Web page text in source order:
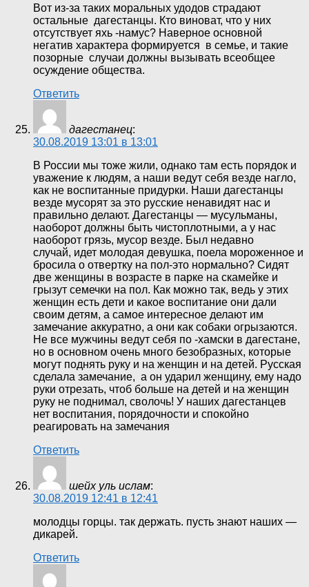
Вот из-за таких моральных удодов страдают
остальные дагестанцы. Кто виноват, что у них
отсутствует яхь -намус? Наверное основной
негатив характера формируется в семье, и такие
позорные случаи должны вызывать всеобщее
осуждение общества.
Ответить
дагестанец:
30.08.2019 13:01 в 13:01
В России мы тоже жили, однако там есть порядок и
уважение к людям, а наши ведут себя везде нагло,
как не воспитанные придурки. Наши дагестанцы
везде мусорят за это русские ненавидят нас и
правильно делают. Дагестанцы — мусульманы,
наоборот должны быть чистоплотными, а у нас
наоборот грязь, мусор везде. Был недавно
случай, идет молодая девушка, поела мороженное и
бросила о отвертку на пол-это нормально? Сидят
две женщины в возрасте в парке на скамейке и
грызут семечки на пол. Как можно так, ведь у этих
женщин есть дети и какое воспитание они дали
своим детям, а самое интересное делают им
замечание аккуратно, а они как собаки огрызаются.
Не все мужчины ведут себя по -хамски в дагестане,
но в основном очень много безобразных, которые
могут поднять руку и на женщин и на детей. Русская
сделала замечание, а он ударил женщину, ему надо
руки отрезать, чтоб больше на детей и на женщин
руку не поднимал, сволочь! У наших дагестанцев
нет воспитания, порядочности и спокойно
реагировать на замечания
Ответить
шейх уль ислам:
30.08.2019 12:41 в 12:41
молодцы горцы. так держать. пусть знают наших —
дикарей.
Ответить